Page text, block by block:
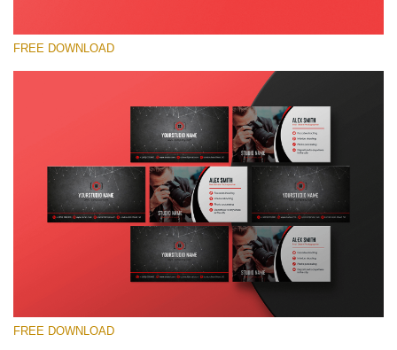
Lütfen seçin
Free Template #14
Newborn Photography Price List
Ücretsiz indirin
FREE DOWNLOAD
FREE DOWNLOAD